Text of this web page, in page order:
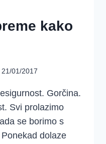
kako
21/01/2017
Gorčina.
Svi prolazimo
se borimo s
dolaze